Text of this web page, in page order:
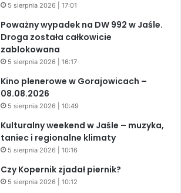
5 sierpnia 2026 | 17:01
Poważny wypadek na DW 992 w Jaśle.
Droga została całkowicie
zablokowana
5 sierpnia 2026 | 16:17
Kino plenerowe w Gorajowicach –
08.08.2026
5 sierpnia 2026 | 10:49
Kulturalny weekend w Jaśle – muzyka,
taniec i regionalne klimaty
5 sierpnia 2026 | 10:16
Czy Kopernik zjadał piernik?
5 sierpnia 2026 | 10:12